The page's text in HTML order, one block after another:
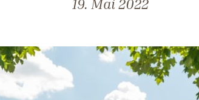
19. Mai 2022